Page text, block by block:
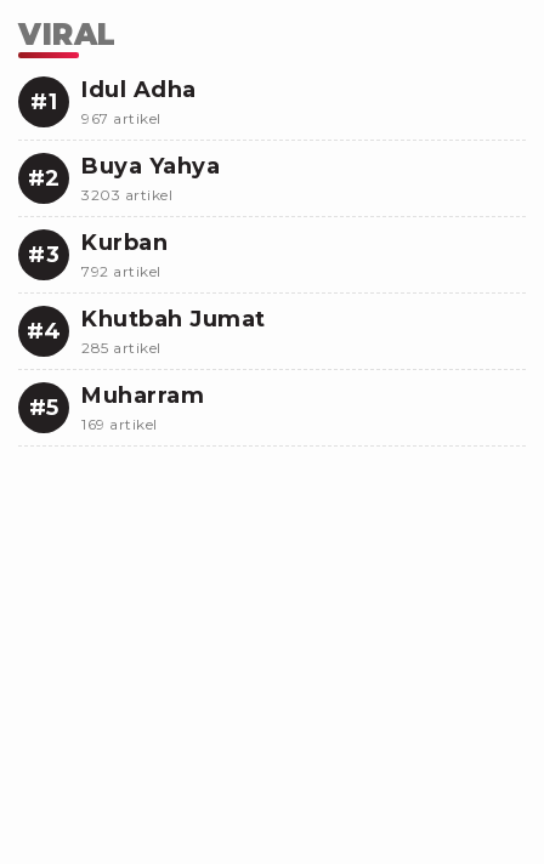
VIRAL
#1 Idul Adha
967 artikel
#2 Buya Yahya
3203 artikel
#3 Kurban
792 artikel
#4 Khutbah Jumat
285 artikel
#5 Muharram
169 artikel